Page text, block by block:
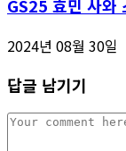
GS25 효민 사와
2024년 08월 30일
답글 남기기
Comment